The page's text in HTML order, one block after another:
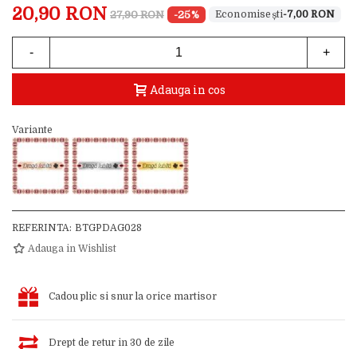
20,90 RON 27,90 RON -25% -7,00 RON
- +
Adauga in cos
Variante
REFERINTA: BTGPDAG028
Adauga in Wishlist
Cadou plic si snur la orice martisor
Drept de retur in 30 de zile